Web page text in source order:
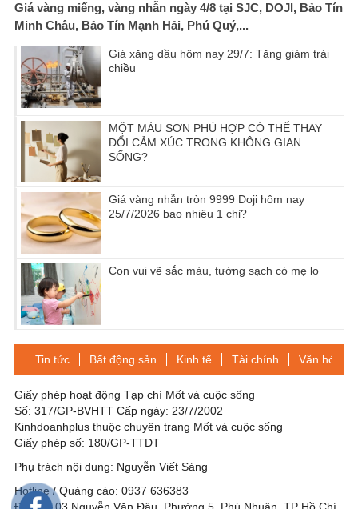
Giá vàng miếng, vàng nhẫn ngày 4/8 tại SJC, DOJI, Bảo Tín
Minh Châu, Bảo Tín Mạnh Hải, Phú Quý,...
Giá xăng dầu hôm nay 29/7: Tăng giảm trái
chiều
MỘT MÀU SƠN PHÙ HỢP CÓ THỂ THAY
ĐỔI CẢM XÚC TRONG KHÔNG GIAN
SỐNG?
Giá vàng nhẫn tròn 9999 Doji hôm nay
25/7/2026 bao nhiêu 1 chỉ?
Con vui vẽ sắc màu, tường sạch có mẹ lo
Tin tức Bất động sản Kinh tế Tài chính Văn hóa-
Giấy phép hoạt động Tạp chí Mốt và cuộc sống
Số: 317/GP-BVHTT Cấp ngày: 23/7/2002
Kinhdoanhplus thuộc chuyên trang Mốt và cuộc sống
Giấy phép số: 180/GP-TTDT
Phụ trách nội dung: Nguyễn Viết Sáng
Hotline / Quảng cáo: 0937 636383